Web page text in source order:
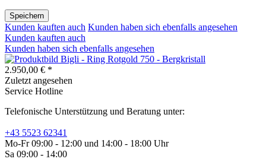
Speichern
Kunden kauften auch Kunden haben sich ebenfalls angesehen
Kunden kauften auch
Kunden haben sich ebenfalls angesehen
Bigli - Ring Rotgold 750 - Bergkristall
2.950,00 € *
Zuletzt angesehen
Service Hotline
Telefonische Unterstützung und Beratung unter:
+43 5523 62341
Mo-Fr 09:00 - 12:00 und 14:00 - 18:00 Uhr
Sa 09:00 - 14:00